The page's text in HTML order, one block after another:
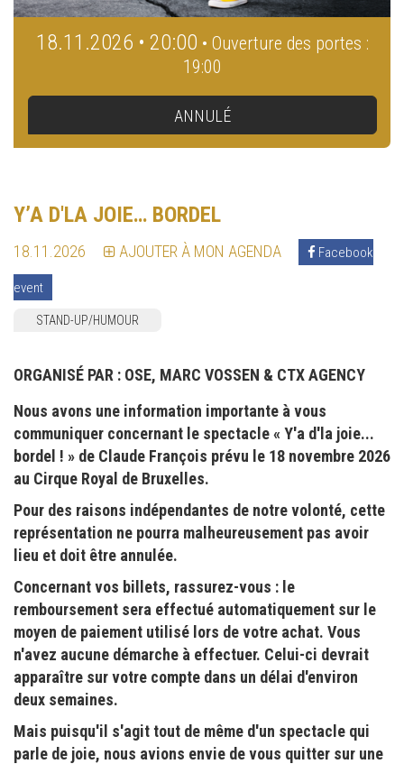
18.11.2026 • 20:00 • Ouverture des portes :
19:00
ANNULÉ
Y’A D'LA JOIE… BORDEL
18.11.2026 AJOUTER À MON AGENDA Facebook
event
STAND-UP/HUMOUR
ORGANISÉ PAR : OSE, MARC VOSSEN & CTX AGENCY
Nous avons une information importante à vous
communiquer concernant le spectacle « Y'a d'la joie...
bordel ! » de Claude François prévu le 18 novembre 2026
au Cirque Royal de Bruxelles.
Pour des raisons indépendantes de notre volonté, cette
représentation ne pourra malheureusement pas avoir
lieu et doit être annulée.
Concernant vos billets, rassurez-vous : le
remboursement sera effectué automatiquement sur le
moyen de paiement utilisé lors de votre achat. Vous
n'avez aucune démarche à effectuer. Celui-ci devrait
apparaître sur votre compte dans un délai d'environ
deux semaines.
Mais puisqu'il s'agit tout de même d'un spectacle qui
parle de joie, nous avions envie de vous quitter sur une